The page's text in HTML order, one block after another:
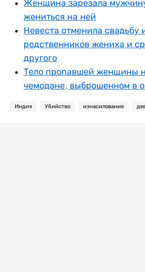
Женщина зарезала
жениться на ней
Невеста отменила свадьбу
родственников жениха и
другого
Тело пропавшей женщины
чемодане, выброшенном в
Индия Убийство изнасилование